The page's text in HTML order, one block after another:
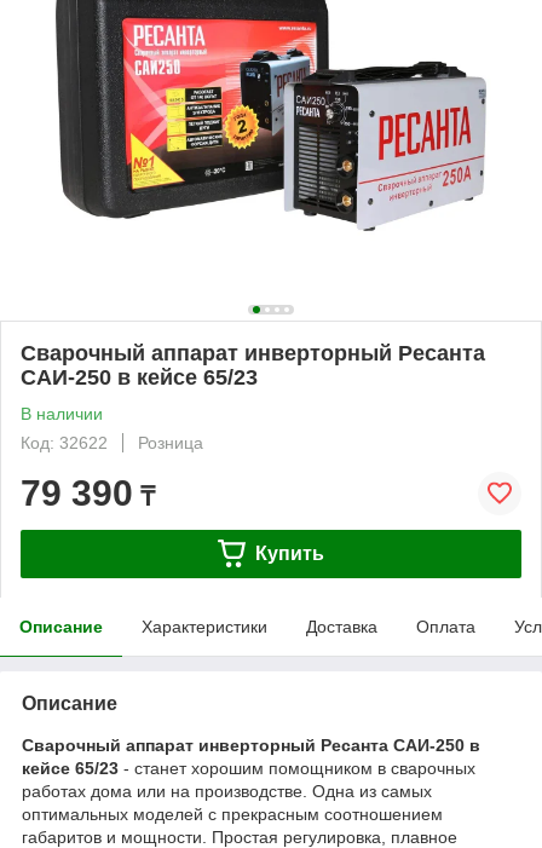
Сварочный аппарат инверторный Ресанта
САИ-250 в кейсе 65/23
В наличии
Код: 32622
Розница
79 390 ₸
Купить
Описание Характеристики Доставка Оплата
Описание
Сварочный аппарат инверторный Ресанта САИ-250 в
кейсе 65/23 - станет хорошим помощником в сварочных
работах дома или на производстве. Одна из самых
оптимальных моделей с прекрасным соотношением
габаритов и мощности. Простая регулировка, плавное